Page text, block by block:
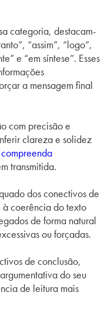
categoria, destacam-
“assim”, “logo”,
e “em síntese”. Esses
a mensagem final
com precisão e
clareza e solidez
compreenda
transmitida.
dos conectivos de
coerência do texto
de forma natural
ou forçadas.
de conclusão,
do seu
de leitura mais